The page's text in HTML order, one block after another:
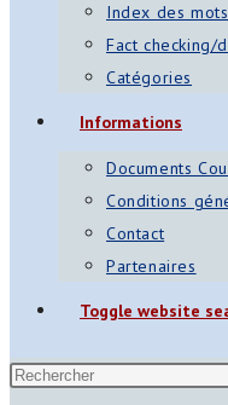
Index des
Fact checking/
Catégories
Informations
Documents
Conditions
Contact
Partenaires
Toggle website